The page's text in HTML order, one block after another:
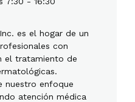
es el hogar de un
con
el tratamiento de
nuestro enfoque
atención médica